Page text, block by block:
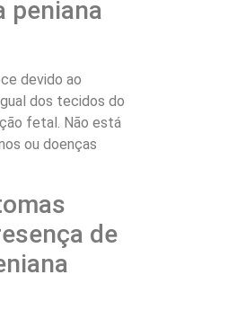
peniana
devido ao
dos tecidos do
fetal. Não está
ou doenças
de